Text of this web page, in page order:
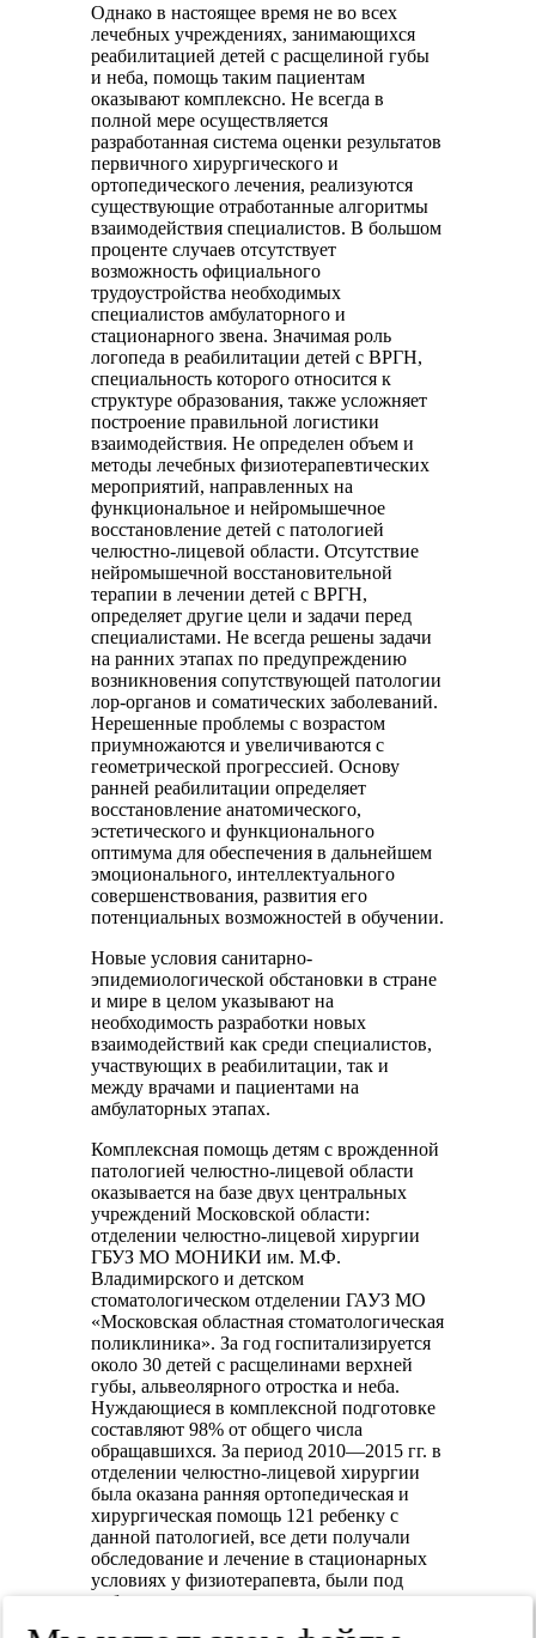
Однако в настоящее время не во всех
лечебных учреждениях, занимающихся
реабилитацией детей с расщелиной губы
и неба, помощь таким пациентам
оказывают комплексно. Не всегда в
полной мере осуществляется
разработанная система оценки результатов
первичного хирургического и
ортопедического лечения, реализуются
существующие отработанные алгоритмы
взаимодействия специалистов. В большом
проценте случаев отсутствует
возможность официального
трудоустройства необходимых
специалистов амбулаторного и
стационарного звена. Значимая роль
логопеда в реабилитации детей с ВРГН,
специальность которого относится к
структуре образования, также усложняет
построение правильной логистики
взаимодействия. Не определен объем и
методы лечебных физиотерапевтических
мероприятий, направленных на
функциональное и нейромышечное
восстановление детей с патологией
челюстно-лицевой области. Отсутствие
нейромышечной восстановительной
терапии в лечении детей с ВРГН,
определяет другие цели и задачи перед
специалистами. Не всегда решены задачи
на ранних этапах по предупреждению
возникновения сопутствующей патологии
лор-органов и соматических заболеваний.
Нерешенные проблемы с возрастом
приумножаются и увеличиваются с
геометрической прогрессией. Основу
ранней реабилитации определяет
восстановление анатомического,
эстетического и функционального
оптимума для обеспечения в дальнейшем
эмоционального, интеллектуального
совершенствования, развития его
потенциальных возможностей в обучении.
Новые условия санитарно-
эпидемиологической обстановки в стране
и мире в целом указывают на
необходимость разработки новых
взаимодействий как среди специалистов,
участвующих в реабилитации, так и
между врачами и пациентами на
амбулаторных этапах.
Комплексная помощь детям с врожденной
патологией челюстно-лицевой области
оказывается на базе двух центральных
учреждений Московской области:
отделении челюстно-лицевой хирургии
ГБУЗ МО МОНИКИ им. М.Ф.
Владимирского и детском
стоматологическом отделении ГАУЗ МО
«Московская областная стоматологическая
поликлиника». За год госпитализируется
около 30 детей с расщелинами верхней
губы, альвеолярного отростка и неба.
Нуждающиеся в комплексной подготовке
составляют 98% от общего числа
обращавшихся. За период 2010—2015 гг. в
отделении челюстно-лицевой хирургии
была оказана ранняя ортопедическая и
хирургическая помощь 121 ребенку с
данной патологией, все дети получали
обследование и лечение в стационарных
условиях у физиотерапевта, были под
наблюдением у врача-педиатра,